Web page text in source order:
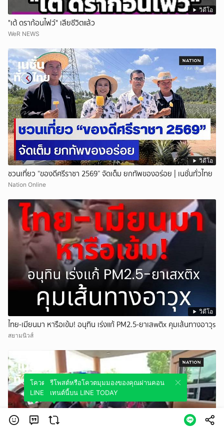
วิดีโอ
"เต้ ดราก้อนไฟว์" เสียชีวิตแล้ว
WeR NEWS
วิดีโอ
ชวนเที่ยว “ของดีศรีราชา 2569” จัดเต็ม ยกทัพของอร่อย | เนชั่นทั่วไทย
Nation Online
วิดีโอ
ไทย-เมียนมา หารือเข้ม! อนุทิน เร่งแก้ PM2.5-ยาเสwติx คุมเส้นทางอาวุs
สยามนิวส์
โควตมุมมองของคุณผ่านคอนเทนต์นี้บน
LINE TODAY
รีโพสต์หรือโควตมุมมองของคุณผ่านคอน
เทนต์นี้บน LINE TODAY